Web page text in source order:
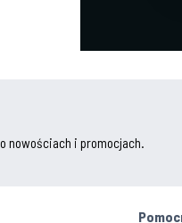
nowościach i promocjach.